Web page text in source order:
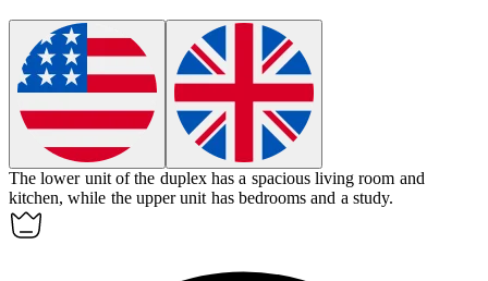
The lower unit of the duplex has a spacious living room and
kitchen, while the upper unit has bedrooms and a study.